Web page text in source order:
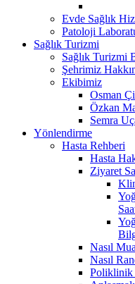
Evde Sağlık
Patoloji
Sağlık Turizmi
Sağlık Turizmi
Şehrimiz
Ekibimiz
Osman
Özkan
Semra
Yönlendirme
Hasta Rehberi
Hasta
Ziyaret
Nasıl
Nasıl
Poliklinik